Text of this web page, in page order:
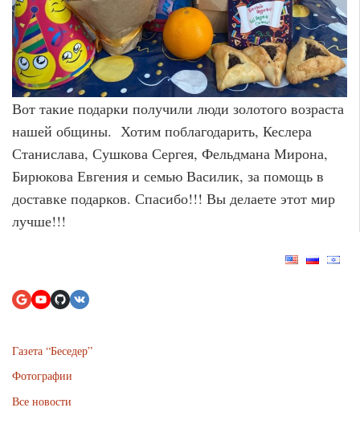
Вот такие подарки получили люди золотого возраста
нашей общины. Хотим поблагодарить, Кеслера
Станислава, Сушкова Сергея, Фельдмана Мирона,
Бирюкова Евгения и семью Василик, за помощь в
доставке подарков. Спасибо!!! Вы делаете этот мир
лучше!!!
Газета “Беседер”
Фотографии
Все новости